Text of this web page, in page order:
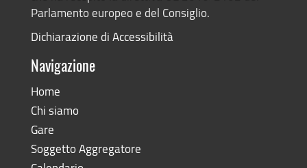
Parlamento europeo e del Consiglio.
Dichiarazione di Accessibilità
Navigazione
Home
Chi siamo
Gare
Soggetto Aggregatore